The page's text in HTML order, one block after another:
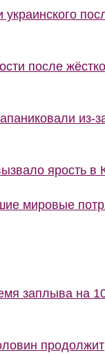
после
из-
ярость в
мировые
заплыва на
продолжит